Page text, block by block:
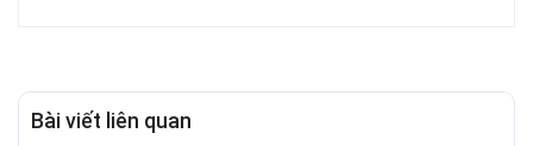
Bài viết liên quan